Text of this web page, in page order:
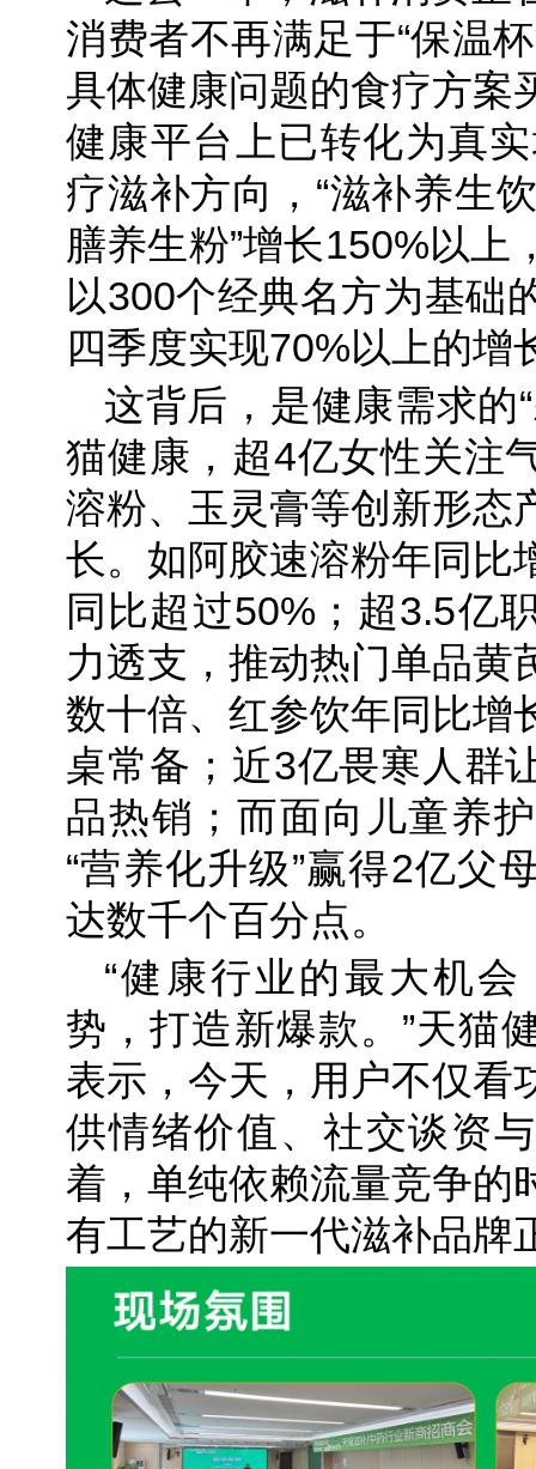
消费者不再满足于“保温
具体健康问题的食疗方案
健康平台上已转化为真
疗滋补方向，“滋补养生
膳养生粉”增长150%以上
以300个经典名方为基础
四季度实现70%以上的增
这背后，是健康需求的
猫健康，超4亿女性关注
溶粉、玉灵膏等创新形态
长。如阿胶速溶粉年同比
同比超过50%；超3.5亿
力透支，推动热门单品黄
数十倍、红参饮年同比增
桌常备；近3亿畏寒人群
品热销；而面向儿童养
“营养化升级”赢得2亿父
达数千个百分点。
“健康行业的最大机
势，打造新爆款。”天猫
表示，今天，用户不仅看
供情绪价值、社交谈资
着，单纯依赖流量竞争的
有工艺的新一代滋补品牌